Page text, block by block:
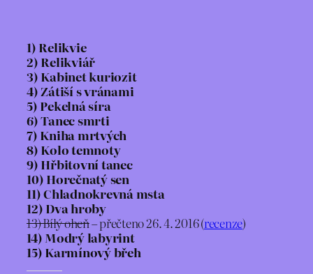
1) Relikvie
2) Relikviář
3) Kabinet kuriozit
4) Zátiší s vránami
5) Pekelná síra
6) Tanec smrti
7) Kniha mrtvých
8) Kolo temnoty
9) Hřbitovní tanec
10) Horečnatý sen
11) Chladnokrevná msta
12) Dva hroby
13) Bílý oheň– přečteno 26. 4. 2016 (recenze)
14) Modrý labyrint
15) Karmínový břeh